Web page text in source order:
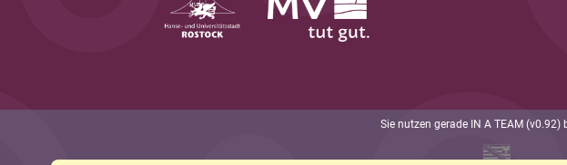
Sie nutzen gerade IN A TEAM (v0.92)